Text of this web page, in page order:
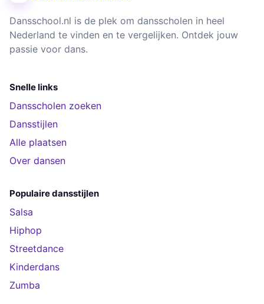
Dansschool.nl is de plek om dansscholen in heel
Nederland te vinden en te vergelijken. Ontdek jouw
passie voor dans.
Snelle links
Dansscholen zoeken
Dansstijlen
Alle plaatsen
Over dansen
Populaire dansstijlen
Salsa
Hiphop
Streetdance
Kinderdans
Zumba